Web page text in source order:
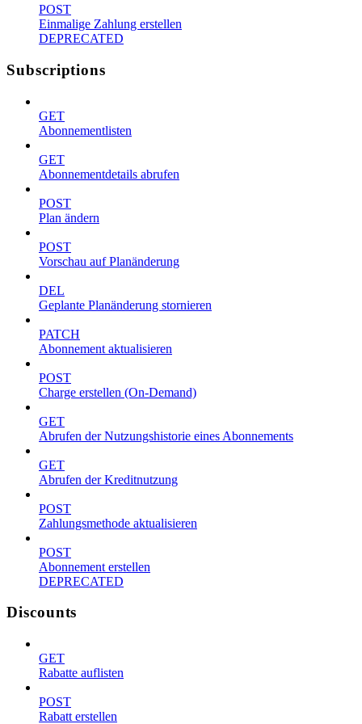
POST
Einmalige Zahlung erstellen
DEPRECATED
Subscriptions
GET
Abonnementlisten
GET
Abonnementdetails abrufen
POST
Plan ändern
POST
Vorschau auf Planänderung
DEL
Geplante Planänderung stornieren
PATCH
Abonnement aktualisieren
POST
Charge erstellen (On-Demand)
GET
Abrufen der Nutzungshistorie eines Abonnements
GET
Abrufen der Kreditnutzung
POST
Zahlungsmethode aktualisieren
POST
Abonnement erstellen
DEPRECATED
Discounts
GET
Rabatte auflisten
POST
Rabatt erstellen